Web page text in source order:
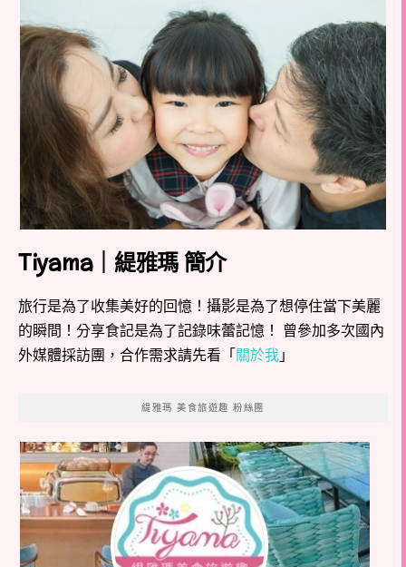
Tiyama｜緹雅瑪 簡介
旅行是為了收集美好的回憶！攝影是為了想停住當下美麗
的瞬間！分享食記是為了記錄味蕾記憶！ 曾參加多次國內
外媒體採訪團，合作需求請先看「關於我」
緹雅瑪 美食旅遊趣 粉絲團